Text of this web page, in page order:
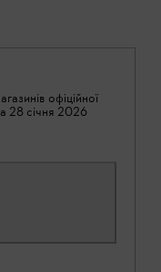
офіційної
28 січня 2026